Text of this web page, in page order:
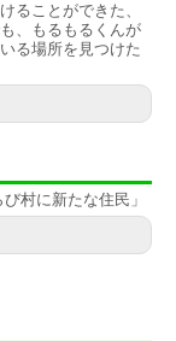
ることができた、
、もるもるくんが
る場所を見つけた
村に新たな住民」